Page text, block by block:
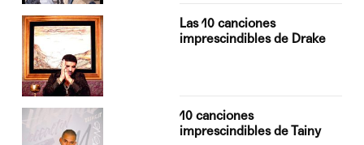
Las 10 canciones
imprescindibles de Drake
10 canciones
imprescindibles de Tainy